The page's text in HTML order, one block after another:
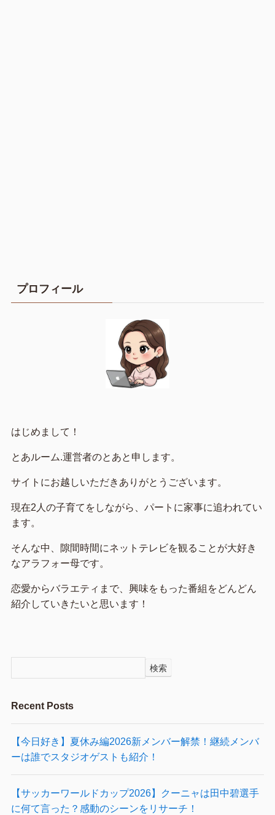
プロフィール
はじめまして！
とあルーム.運営者のとあと申します。
サイトにお越しいただきありがとうございます。
現在2人の子育てをしながら、パートに家事に追われてい
ます。
そんな中、隙間時間にネットテレビを観ることが大好き
なアラフォー母です。
恋愛からバラエティまで、興味をもった番組をどんどん
紹介していきたいと思います！
検索
Recent Posts
【今日好き】夏休み編2026新メンバー解禁！継続メンバ
ーは誰でスタジオゲストも紹介！
【サッカーワールドカップ2026】クーニャは田中碧選手
に何て言った？感動のシーンをリサーチ！